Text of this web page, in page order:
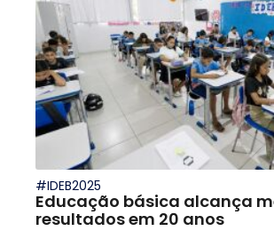
#IDEB2025
Educação básica alcança
resultados em 20 anos